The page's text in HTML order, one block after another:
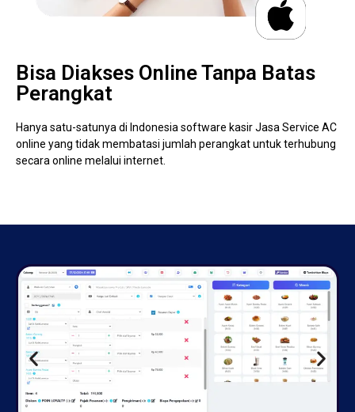
Bisa Diakses Online Tanpa Batas
Perangkat
Hanya satu-satunya di Indonesia software kasir Jasa Service AC
online yang tidak membatasi jumlah perangkat untuk terhubung
secara online melalui internet.